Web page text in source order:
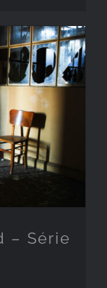
– Série